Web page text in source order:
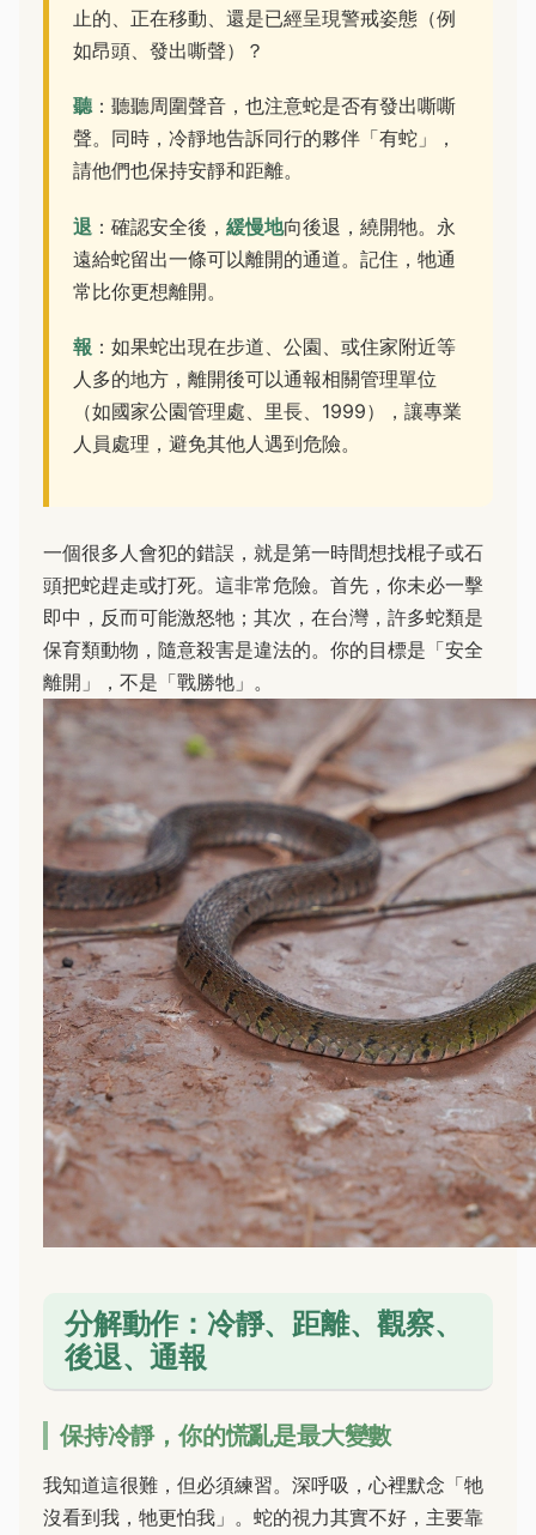
止的、正在移動、還是已經呈現警戒姿態（例
如昂頭、發出嘶聲）？
聽：聽聽周圍聲音，也注意蛇是否有發出嘶嘶
聲。同時，冷靜地告訴同行的夥伴「有蛇」，
請他們也保持安靜和距離。
退 ：確認安全後， 緩慢地向後退，繞開牠。永
遠給蛇留出一條可以離開的通道。記住，牠通
常比你更想離開。
報 ：如果蛇出現在步道、公園、或住家附近等
人多的地方，離開後可以通報相關管理單位
（如國家公園管理處、里長、1999），讓專業
人員處理，避免其他人遇到危險。
一個很多人會犯的錯誤，就是第一時間想找棍子或石
頭把蛇趕走或打死。這非常危險。首先，你未必一擊
即中，反而可能激怒牠；其次，在台灣，許多蛇類是
保育類動物，隨意殺害是違法的。你的目標是「安全
離開」，不是「戰勝牠」。
分解動作：冷靜、距離、觀察、
後退、通報
保持冷靜，你的慌亂是最大變數
我知道這很難，但必須練習。深呼吸，心裡默念「牠
沒看到我，牠更怕我」。蛇的視力其實不好，主要靠